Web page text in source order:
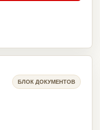
БЛОК ДОКУМЕНТОВ